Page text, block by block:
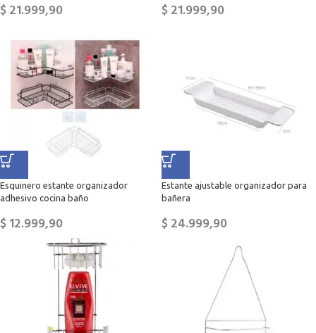
$21.999,90 $21.999,90
Esquinero estante organizador
adhesivo cocina baño
$12.999,90
Estante ajustable organizador para
bañera
$24.999,90